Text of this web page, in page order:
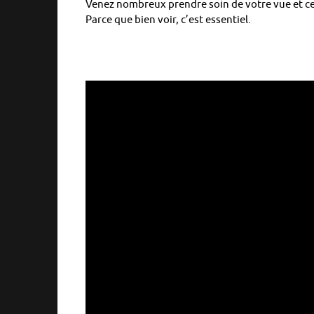
Venez nombreux prendre soin de votre vue et
Parce que bien voir, c’est essentiel.